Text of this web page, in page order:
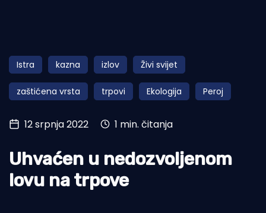
Obala
Otoci
Turizam i nautika
Pomorstvo
Ekologija
Istra kazna izlov Živi svijet
zaštićena vrsta trpovi Ekologija Peroj
12 srpnja 2022 1 min. čitanja
Uhvaćen u nedozvoljenom
lovu na trpove